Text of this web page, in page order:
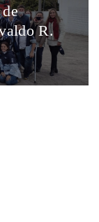
R.